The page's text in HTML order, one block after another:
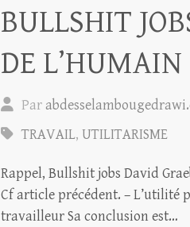
BULLSHIT
DE L’HUMAIN
Par
TRAVAIL, UTILITARISME
Rappel, Bullshit jobs David
Cf article précédent. – L’utilité
travailleur Sa conclusion est…